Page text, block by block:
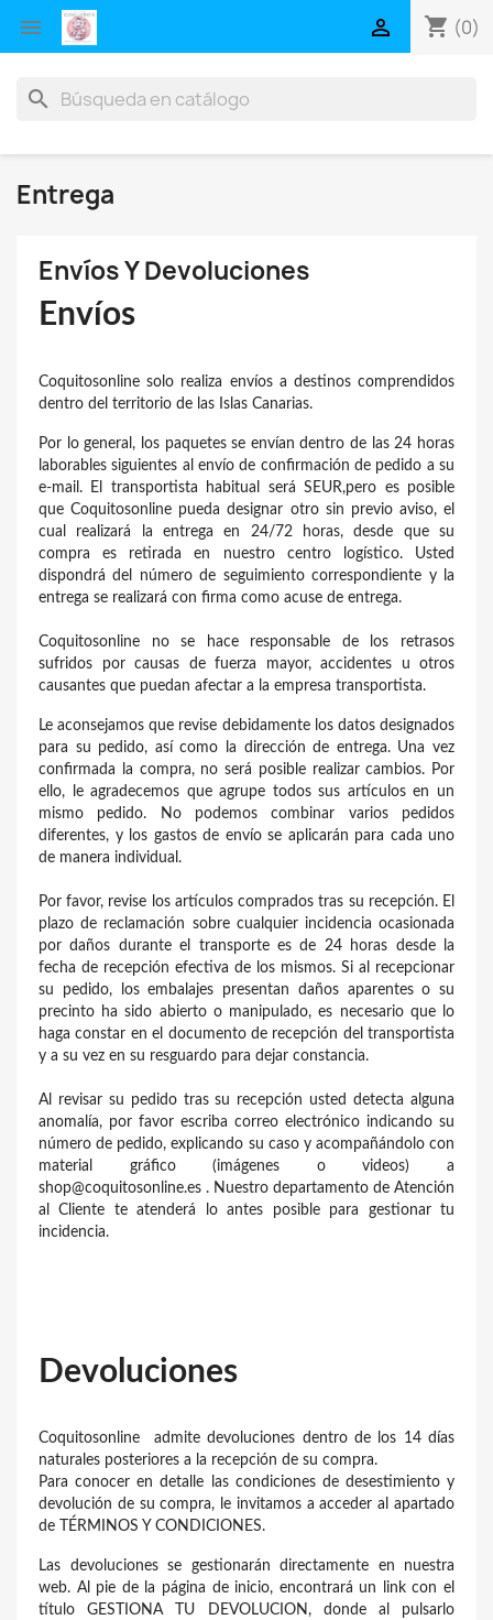
 shopping_cart (0)

search
Entrega
Envíos Y Devoluciones
Envíos
Coquitosonline solo realiza envíos a destinos comprendidos
dentro del territorio de las Islas Canarias.
Por lo general, los paquetes se envían dentro de las 24 horas
laborables siguientes al envío de confirmación de pedido a su
e-mail. El transportista habitual será SEUR,pero es posible
que Coquitosonline pueda designar otro sin previo aviso, el
cual realizará la entrega en 24/72 horas, desde que su
compra es retirada en nuestro centro logístico. Usted
dispondrá del número de seguimiento correspondiente y la
entrega se realizará con firma como acuse de entrega.
Coquitosonline no se hace responsable de los retrasos
sufridos por causas de fuerza mayor, accidentes u otros
causantes que puedan afectar a la empresa transportista.
Le aconsejamos que revise debidamente los datos designados
para su pedido, así como la dirección de entrega. Una vez
confirmada la compra, no será posible realizar cambios. Por
ello, le agradecemos que agrupe todos sus artículos en un
mismo pedido. No podemos combinar varios pedidos
diferentes, y los gastos de envío se aplicarán para cada uno
de manera individual.
Por favor, revise los artículos comprados tras su recepción. El
plazo de reclamación sobre cualquier incidencia ocasionada
por daños durante el transporte es de 24 horas desde la
fecha de recepción efectiva de los mismos. Si al recepcionar
su pedido, los embalajes presentan daños aparentes o su
precinto ha sido abierto o manipulado, es necesario que lo
haga constar en el documento de recepción del transportista
y a su vez en su resguardo para dejar constancia.
Al revisar su pedido tras su recepción usted detecta alguna
anomalía, por favor escriba correo electrónico indicando su
número de pedido, explicando su caso y acompañándolo con
material gráfico (imágenes o videos) a
shop@coquitosonline.es . Nuestro departamento de Atención
al Cliente te atenderá lo antes posible para gestionar tu
incidencia.
Devoluciones
Coquitosonline admite devoluciones dentro de los 14 días
naturales posteriores a la recepción de su compra.
Para conocer en detalle las condiciones de desestimiento y
devolución de su compra, le invitamos a acceder al apartado
de TÉRMINOS Y CONDICIONES.
Las devoluciones se gestionarán directamente en nuestra
web. Al pie de la página de inicio, encontrará un link con el
título GESTIONA TU DEVOLUCION, donde al pulsarlo